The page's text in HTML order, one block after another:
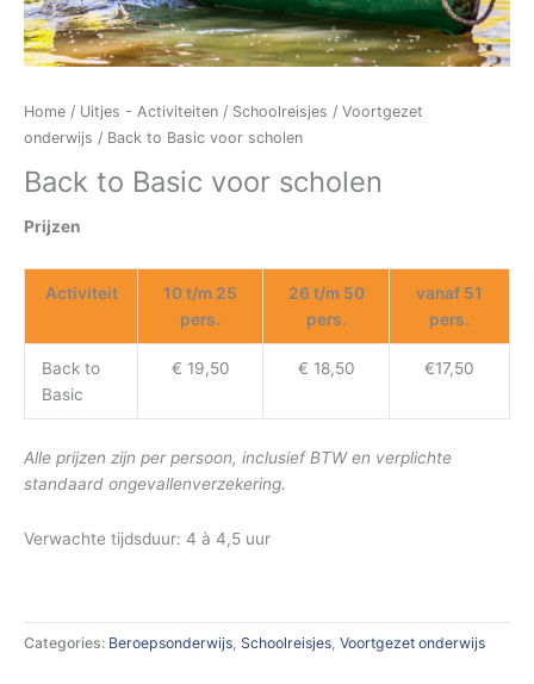
Home / Uitjes - Activiteiten / Schoolreisjes / Voortgezet
onderwijs / Back to Basic voor scholen
Back to Basic voor scholen
Prijzen
Activiteit
10 t/m 25
pers.
26 t/m 50
pers.
vanaf 51
pers.
Back to
Basic
€ 19,50 € 18,50 €17,50
Alle prijzen zijn per persoon, inclusief BTW en verplichte
standaard ongevallenverzekering.
Verwachte tijdsduur: 4 à 4,5 uur
Categories: Beroepsonderwijs, Schoolreisjes, Voortgezet onderwijs